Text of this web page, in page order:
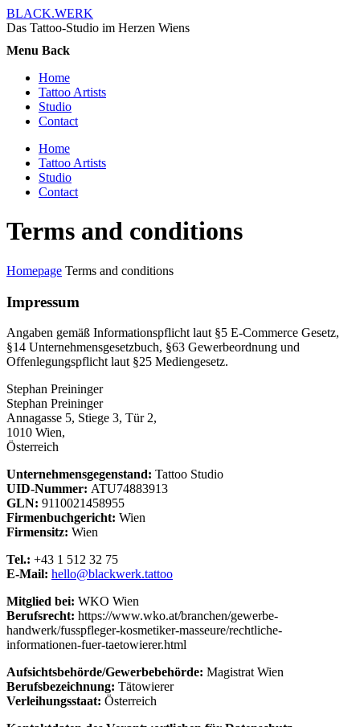
BLACK.WERK
Das Tattoo-Studio im Herzen Wiens
Menu Back
Home
Tattoo Artists
Studio
Contact
Home
Tattoo Artists
Studio
Contact
Terms and conditions
Homepage Terms and conditions
Impressum
Angaben gemäß Informationspflicht laut §5 E-Commerce Gesetz,
§14 Unternehmensgesetzbuch, §63 Gewerbeordnung und
Offenlegungspflicht laut §25 Mediengesetz.
Stephan Preininger
Stephan Preininger
Annagasse 5, Stiege 3, Tür 2,
1010 Wien,
Österreich
Unternehmensgegenstand: Tattoo Studio
UID-Nummer: ATU74883913
GLN: 9110021458955
Firmenbuchgericht: Wien
Firmensitz: Wien
Tel.: +43 1 512 32 75
E-Mail: hello@blackwerk.tattoo
Mitglied bei: WKO Wien
Berufsrecht: https://www.wko.at/branchen/gewerbe-
handwerk/fusspfleger-kosmetiker-masseure/rechtliche-
informationen-fuer-taetowierer.html
Aufsichtsbehörde/Gewerbebehörde: Magistrat Wien
Berufsbezeichnung: Tätowierer
Verleihungsstaat: Österreich